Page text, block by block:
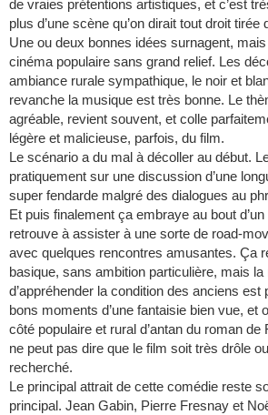
de vraies prétentions artistiques, et c’est
plus d’une scène qu’on dirait tout droit tirée
Une ou deux bonnes idées surnagent,
cinéma populaire sans grand relief. Les
ambiance rurale sympathique, le noir et
revanche la musique est très bonne. Le
agréable, revient souvent, et colle
légère et malicieuse, parfois, du film.
Le scénario a du mal à décoller au début.
pratiquement sur une discussion d’une
super fendarde malgré des dialogues au
Et puis finalement ça embraye au bout
retrouve à assister à une sorte de road-
avec quelques rencontres amusantes. Ça
basique, sans ambition particulière, mais la
d’appréhender la condition des anciens est
bons moments d’une fantaisie bien vue, et
côté populaire et rural d’antan du roman
ne peut pas dire que le film soit très drôle
recherché.
Le principal attrait de cette comédie reste
principal. Jean Gabin, Pierre Fresnay et